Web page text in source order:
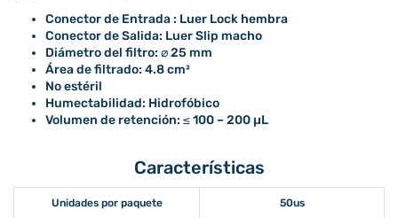
Conector de Entrada : Luer Lock hembra
Conector de Salida: Luer Slip macho
Diámetro del filtro: ⌀ 25 mm
Área de filtrado: 4.8 cm²
No estéril
Humectabilidad: Hidrofóbico
Volumen de retención: ≤ 100 – 200 µL
Características
Unidades por paquete 50us